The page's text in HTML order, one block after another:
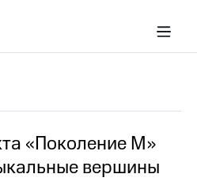
«Поколение М»
вершины